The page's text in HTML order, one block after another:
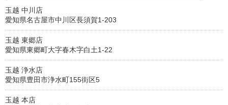
玉越 中川店
愛知県名古屋市中川区長須賀1-203
玉越 東郷店
愛知県東郷町大字春木字白土1-22
玉越 浄水店
愛知県豊田市浄水町155街区5
玉越 本店